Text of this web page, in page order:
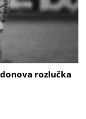
rozlučka